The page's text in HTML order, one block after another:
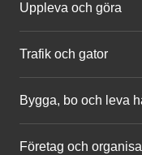
Uppleva och göra
Trafik och gator
Företag och